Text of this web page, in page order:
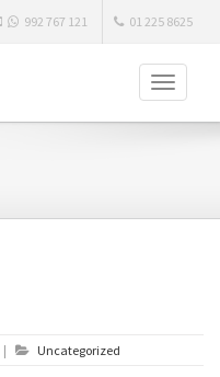
992 767 121 01 225 8625
Toggle
| Uncategorized